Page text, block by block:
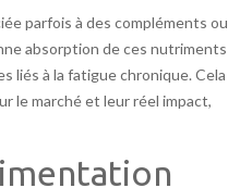
parfois à des compléments ou
absorption de ces nutriments
liés à la fatigue chronique. Cela
le marché et leur réel impact,